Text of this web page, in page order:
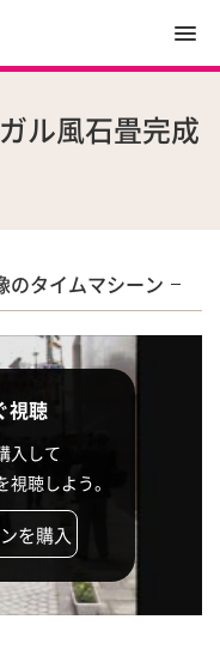
ル風石畳完成
のタイムマシーン
視聴
入して
聴しよう。
を購入